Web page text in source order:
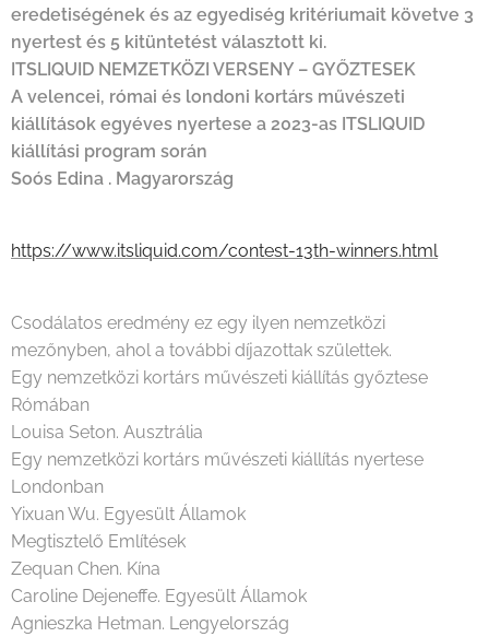
eredetiségének és az egyediség kritériumait követve 3
nyertest és 5 kitüntetést választott ki.
ITSLIQUID NEMZETKÖZI VERSENY – GYŐZTESEK
A velencei, római és londoni kortárs művészeti
kiállítások egyéves nyertese a 2023-as ITSLIQUID
kiállítási program során
Soós Edina . Magyarország
https://www.itsliquid.com/contest-13th-winners.html
Csodálatos eredmény ez egy ilyen nemzetközi
mezőnyben, ahol a további díjazottak születtek.
Egy nemzetközi kortárs művészeti kiállítás győztese
Rómában
Louisa Seton. Ausztrália
Egy nemzetközi kortárs művészeti kiállítás nyertese
Londonban
Yixuan Wu. Egyesült Államok
Megtisztelő Említések
Zequan Chen. Kína
Caroline Dejeneffe. Egyesült Államok
Agnieszka Hetman. Lengyelország